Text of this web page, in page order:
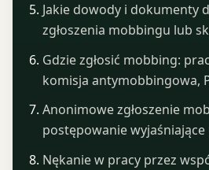
Jakie dowody i dokumenty
zgłoszenia mobbingu lub
Gdzie zgłosić mobbing:
komisja antymobbingowa,
Anonimowe zgłoszenie
postępowanie
Nękanie w pracy przez